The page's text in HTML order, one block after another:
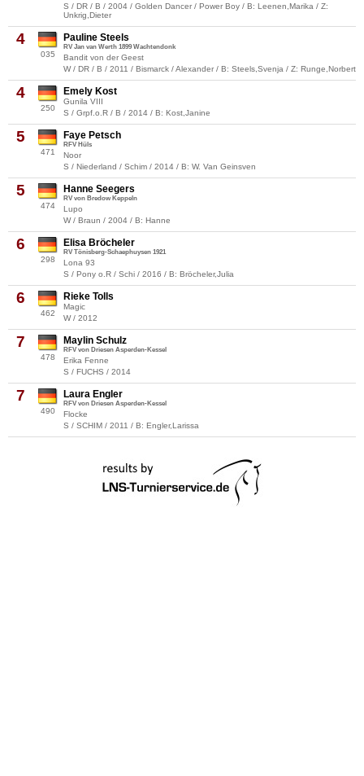
S / DR / B / 2004 / Golden Dancer / Power Boy / B: Leenen,Marika / Z:
Unkrig,Dieter
4
035
Pauline Steels
RV Jan van Werth 1899 Wachtendonk
Bandit von der Geest
W / DR / B / 2011 / Bismarck / Alexander / B: Steels,Svenja / Z: Runge,Norbert
4
250
Emely Kost
Gunila VIII
S / Grpf.o.R / B / 2014 / B: Kost,Janine
5
471
Faye Petsch
RFV Hüls
Noor
S / Niederland / Schim / 2014 / B: W. Van Geinsven
5
474
Hanne Seegers
RV von Bredow Keppeln
Lupo
W / Braun / 2004 / B: Hanne
6
298
Elisa Bröcheler
RV Tönisberg-Schaephuysen 1921
Lona 93
S / Pony o.R / Schi / 2016 / B: Bröcheler,Julia
6
462
Rieke Tolls
Magic
W / 2012
7
478
Maylin Schulz
RFV von Driesen Asperden-Kessel
Erika Fenne
S / FUCHS / 2014
7
490
Laura Engler
RFV von Driesen Asperden-Kessel
Flocke
S / SCHIM / 2011 / B: Engler,Larissa